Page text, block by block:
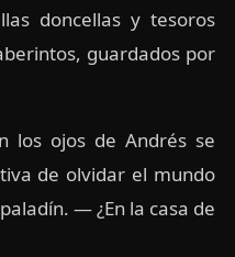
doncellas y tesoros
guardados por
ojos de Andrés se
de olvidar el mundo
— ¿En la casa de